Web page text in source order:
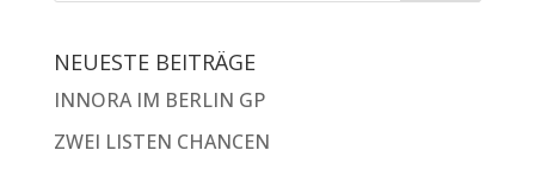
NEUESTE BEITRÄGE
INNORA IM BERLIN GP
ZWEI LISTEN CHANCEN